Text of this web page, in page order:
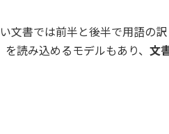
書では前半と後半で用語の訳
読み込めるモデルもあり、 文